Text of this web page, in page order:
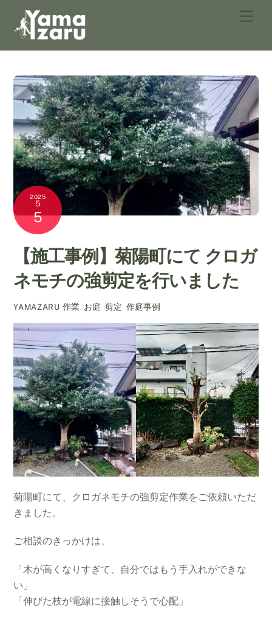
content
2025
5
5
【施工事例】菊陽町にて クロガ
ネモチの強剪定を行いました
YAMAZARU 作業, お庭 剪定 作庭事例
菊陽町にて、クロガネモチの強剪定作業をご依頼いただ
きました。
ご相談のきっかけは、
「木が高くなりすぎて、自分ではもう手入れができな
い」
「伸びた枝が電線に接触しそうで心配」